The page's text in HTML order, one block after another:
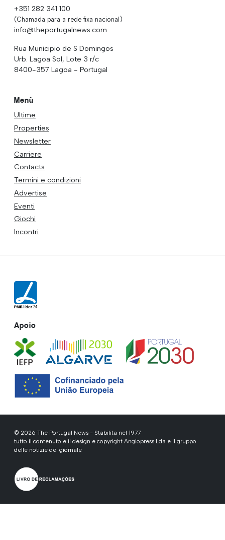
+351 282 341 100
(Chamada para a rede fixa nacional)
info@theportugalnews.com
Rua Municipio de S Domingos
Urb. Lagoa Sol, Lote 3 r/c
8400-357 Lagoa - Portugal
Menù
Ultime
Properties
Newsletter
Carriere
Contacts
Termini e condizioni
Advertise
Eventi
Giochi
Incontri
Apoio
© 2026 The Portugal News - Stabilita nel 1977
tutto il contenuto e il design e copyright Anglopress Lda e il gruppo
delle notizie del giornale